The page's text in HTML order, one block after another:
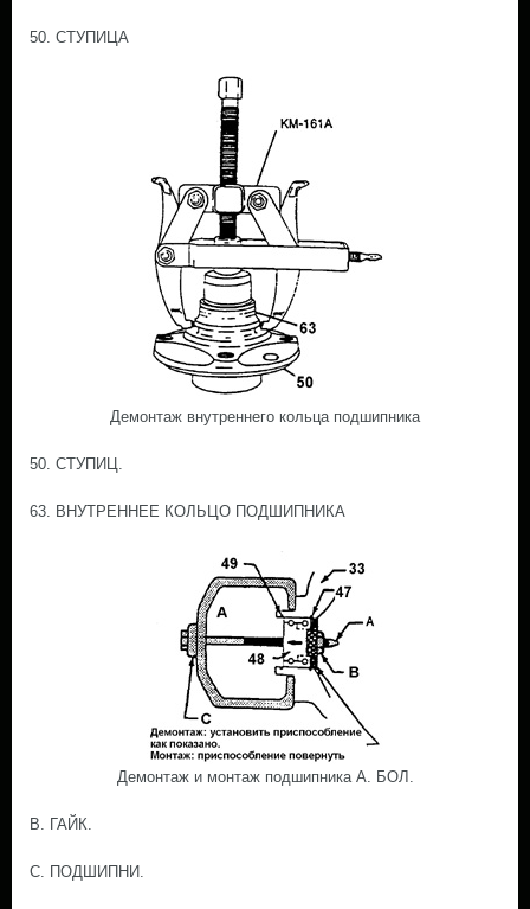
50. СТУПИЦА
Демонтаж внутреннего кольца подшипника
50. СТУПИЦ.
63. ВНУТРЕННЕЕ КОЛЬЦО ПОДШИПНИКА
Демонтаж и монтаж подшипника А. БОЛ.
В. ГАЙК.
С. ПОДШИПНИ.